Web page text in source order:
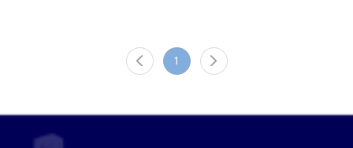
1